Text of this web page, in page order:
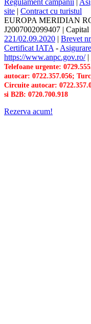
Regulament campanii
site
Contract cu turistul
EUROPA MERIDIAN
J2007002099407
Capital
221/02.09.2020
Brevet
Certificat IATA-
https://www.anpc.gov.ro/|
Telefoane urgente:
autocar: 0722.357.056;
Circuite autocar:
si B2B: 0720.700.918
Rezerva acum!